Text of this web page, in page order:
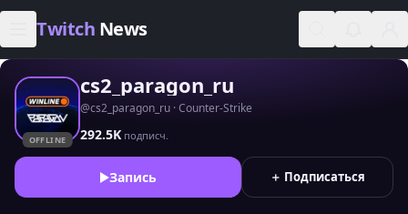
Skip to content
Twitch News
OFFLINE
cs2_paragon_ru
@cs2_paragon_ru · Counter-Strike
292.5K подписч.
Запись ＋ Подписаться